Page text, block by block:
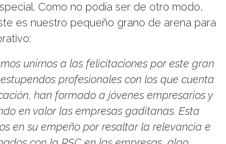
Como no podía ser de otro modo,
es nuestro pequeño grano de arena para
unirnos a las felicitaciones por este gran
profesionales con los que cuenta
han formado a jóvenes empresarios y
en valor las empresas gaditanas. Esta
en su empeño por resaltar la relevancia e